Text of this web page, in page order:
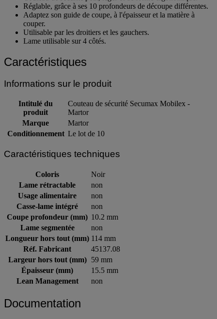
Couteau de sécurité petit, léger et de forme ergonomique.
Réglable, grâce à ses 10 profondeurs de découpe différentes.
Adaptez son guide de coupe, à l'épaisseur et la matière à
couper.
Utilisable par les droitiers et les gauchers.
Caractéristiques
Informations sur le produit
Intitulé du
produit
Couteau de sécurité Secumax Mobilex -
Martor
Marque
Martor
Caractéristiques techniques
Coloris
Noir
Lame rétractable
non
Usage alimentaire
non
Casse-lame intégré
non
Coupe profondeur (mm)
10.2 mm
Lame segmentée
non
Longueur hors tout (mm)
114 mm
Réf. Fabricant
45137.08
Largeur hors tout (mm)
59 mm
Épaisseur (mm)
15.5 mm
Documentation